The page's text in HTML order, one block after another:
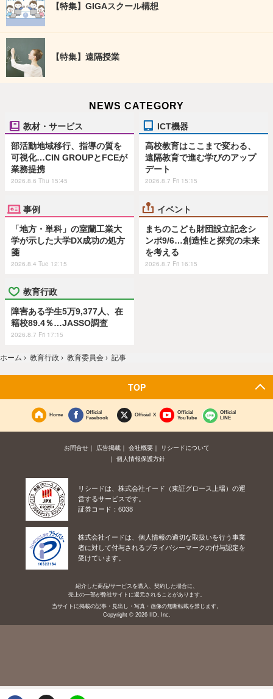
【特集】GIGAスクール構想
【特集】遠隔授業
NEWS CATEGORY
教材・サービス
部活動地域移行、指導の質を
可視化…CIN GROUPとFCEが
業務提携
2026.8.6 Thu 15:45
ICT機器
高校教育はここまで変わる、
遠隔教育で進む学びのアップ
デート
2026.8.7 Fri 15:15
事例
「地方・単科」の室蘭工業大
学が示した大学DX成功の処方
箋
2026.8.4 Tue 12:15
イベント
まちのこども財団設立記念シ
ンポ9/6…創造性と探究の未来
を考える
2026.8.7 Fri 16:15
教育行政
障害ある学生5万9,377人、在
籍校89.4％…JASSO調査
2026.8.7 Fri 17:15
ホーム › 教育行政 › 教育委員会 › 記事
TOP
Home
Official
Facebook
Official X
Official
YouTube
Official
LINE
お問合せ 広告掲載 会社概要
リシードについて
個人情報保護方針
リシードは、株式会社イード（東証グロース上場）の運
営するサービスです。
証券コード：6038
株式会社イードは、個人情報の適切な取扱いを行う事業
者に対して付与されるプライバシーマークの付与認定を
受けています。
紹介した商品/サービスを購入、契約した場合に、
売上の一部が弊社サイトに還元されることがあります。
当サイトに掲載の記事・見出し・写真・画像の無断転載を禁じます。
Copyright © 2026 IID, Inc.